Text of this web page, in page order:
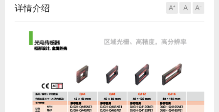
详情介绍 A⁺ A A⁻